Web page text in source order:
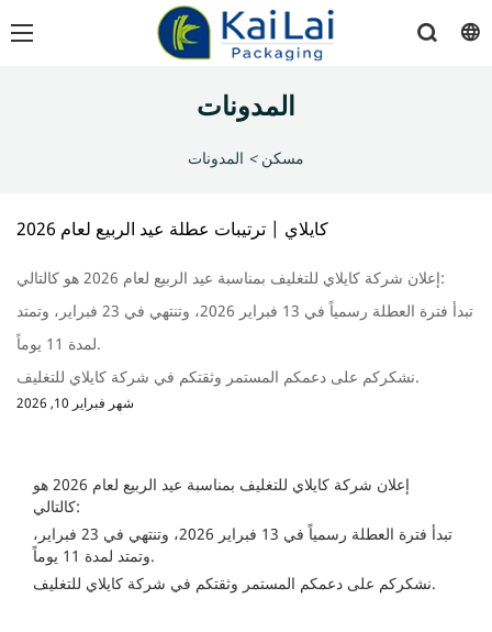
المدونات
مسكن > المدونات
كايلاي | ترتيبات عطلة عيد الربيع لعام 2026
إعلان شركة كايلاي للتغليف بمناسبة عيد الربيع لعام 2026 هو كالتالي:
تبدأ فترة العطلة رسمياً في 13 فبراير 2026، وتنتهي في 23 فبراير، وتمتد
لمدة 11 يوماً.
نشكركم على دعمكم المستمر وثقتكم في شركة كايلاي للتغليف.
شهر فبراير 10, 2026
إعلان شركة كايلاي للتغليف بمناسبة عيد الربيع لعام 2026 هو
كالتالي:
تبدأ فترة العطلة رسمياً في 13 فبراير 2026، وتنتهي في 23 فبراير،
وتمتد لمدة 11 يوماً.
نشكركم على دعمكم المستمر وثقتكم في شركة كايلاي للتغليف.